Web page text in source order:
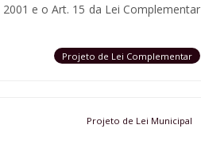
e o Art. 15 da Lei Complementar
Projeto de Lei Complementar
Projeto de Lei Municipal